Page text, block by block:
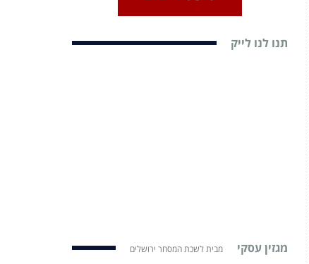
תנו לנו לייק
מגזין עסקי מבית לשכת המסחר ירושלים